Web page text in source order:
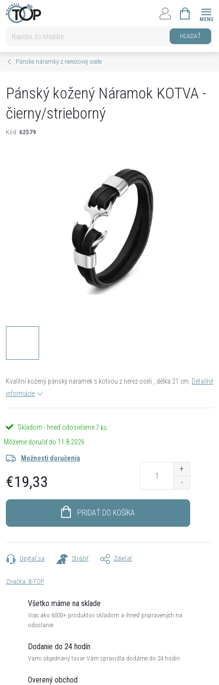
Prejsť
na
HĽADAŤ
KOŠÍK
Pánske náramky z nerezovej ocele
Pánský kožený Náramok KOTVA -
čierny/strieborný
Kód: 62579
Kvalitní kožený pánský náramek s kotvou z nerez oceli , délka 21 cm. Detailné
informácie
Skladom - hneď odosielame7 ks
11.8.2026
Možnosti doručenia
€19,33
PRIDAŤ DO KOŠÍKA
Opýtať sa Strážiť Zdieľať
Značka: B-TOP
Všetko máme na sklade
Viac ako 6000+ produktov skladom a ihneď pripravených na
odoslanie
Dodanie do 24 hodín
Vami objednaný tovar Vám spravidla dodáme do 24 hodín
Overený obchod